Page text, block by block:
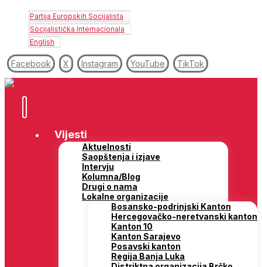
Partija Europskih Socijalista
Socijalistička Internacionala
English
Facebook X Instagram YouTube TikTok
Vijesti
Aktuelnosti
Saopštenja i izjave
Intervju
Kolumna/Blog
Drugi o nama
Lokalne organizacije
Bosansko-podrinjski Kanton
Hercegovačko-neretvanski kanton
Kanton 10
Kanton Sarajevo
Posavski kanton
Regija Banja Luka